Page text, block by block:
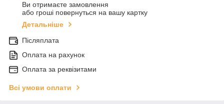
Ви отримаєте замовлення
або гроші повернуться на вашу картку
Детальніше
Післяплата
Оплата на рахунок
Оплата за реквізитами
Всі умови оплати